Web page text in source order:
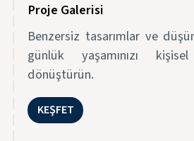
Proje Galerisi
Benzersiz tasarımlar ve
günlük yaşamınızı
dönüştürün.
KEŞFET